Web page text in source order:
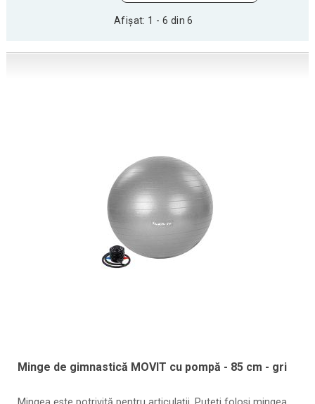
Afișat: 1 - 6 din 6
Minge de gimnastică MOVIT cu pompă - 85 cm - gri